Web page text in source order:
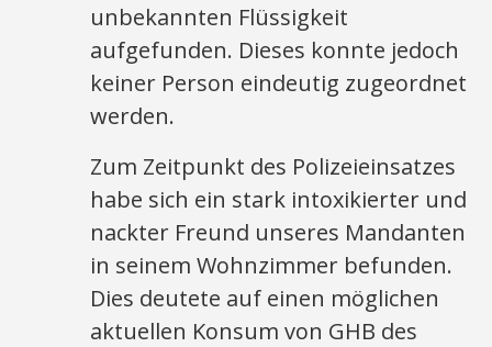
unbekannten Flüssigkeit
aufgefunden. Dieses konnte jedoch
keiner Person eindeutig zugeordnet
werden.
Zum Zeitpunkt des Polizeieinsatzes
habe sich ein stark intoxikierter und
nackter Freund unseres Mandanten
in seinem Wohnzimmer befunden.
Dies deutete auf einen möglichen
aktuellen Konsum von GHB des